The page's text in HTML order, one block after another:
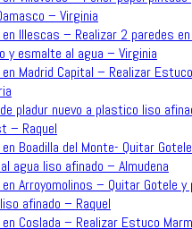
– Virginia
Illescas – Realizar 2 paredes
y esmalte al agua – Virginia
Madrid Capital – Realizar
pladur nuevo a plastico liso
– Raquel
Boadilla del Monte- Quitar
agua liso afinado – Almudena
Arroyomolinos – Quitar Gotele y
afinado – Raquel
Coslada – Realizar Estuco